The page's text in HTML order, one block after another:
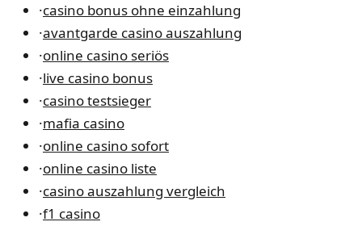
·casino bonus ohne einzahlung
·avantgarde casino auszahlung
·online casino seriös
·live casino bonus
·casino testsieger
·mafia casino
·online casino sofort
·online casino liste
·casino auszahlung vergleich
·f1 casino